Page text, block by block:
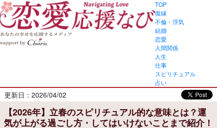
TOP
復縁
不倫・浮気
結婚
恋愛
人間関係
人生
仕事
スピリチュアル
占い
更新日：2026/04/02
【2026年】立春のスピリチュアル的な意味とは？運
気が上がる過ごし方・してはいけないことまで紹介！